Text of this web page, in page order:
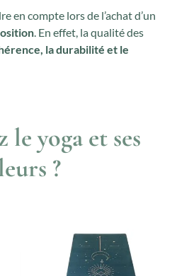
en compte lors de l’achat d’un
. En effet, la qualité des
la durabilité et le
le yoga et ses
?